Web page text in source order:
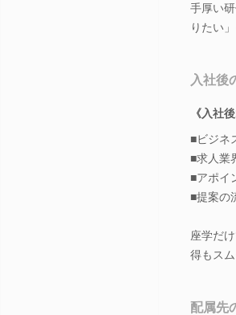
手厚い
りたい
入社後
《入社
■ビジネ
■求人業
■アポイ
■提案の
座学だ
得もス
配属先